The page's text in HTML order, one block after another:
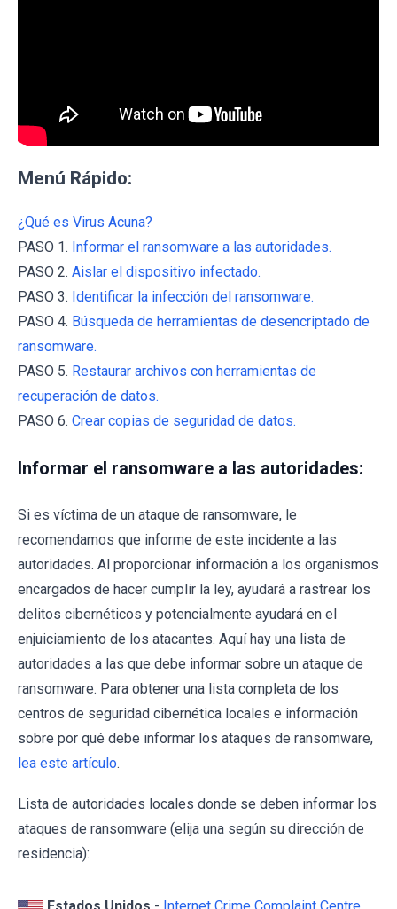
Menú Rápido:
¿Qué es Virus Acuna?
PASO 1. Informar el ransomware a las autoridades.
PASO 2. Aislar el dispositivo infectado.
PASO 3. Identificar la infección del ransomware.
PASO 4. Búsqueda de herramientas de desencriptado de
ransomware.
PASO 5. Restaurar archivos con herramientas de
recuperación de datos.
PASO 6. Crear copias de seguridad de datos.
Informar el ransomware a las autoridades:
Si es víctima de un ataque de ransomware, le
recomendamos que informe de este incidente a las
autoridades. Al proporcionar información a los organismos
encargados de hacer cumplir la ley, ayudará a rastrear los
delitos cibernéticos y potencialmente ayudará en el
enjuiciamiento de los atacantes. Aquí hay una lista de
autoridades a las que debe informar sobre un ataque de
ransomware. Para obtener una lista completa de los
centros de seguridad cibernética locales e información
sobre por qué debe informar los ataques de ransomware,
lea este artículo.
Lista de autoridades locales donde se deben informar los
ataques de ransomware (elija una según su dirección de
residencia):
Estados Unidos - Internet Crime Complaint Centre